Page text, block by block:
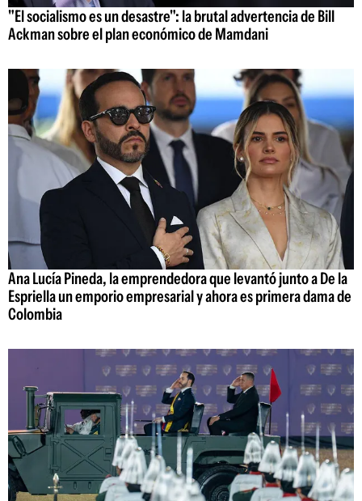
"El socialismo es un desastre": la brutal advertencia de Bill
Ackman sobre el plan económico de Mamdani
Ana Lucía Pineda, la emprendedora que levantó junto a De la
Espriella un emporio empresarial y ahora es primera dama de
Colombia